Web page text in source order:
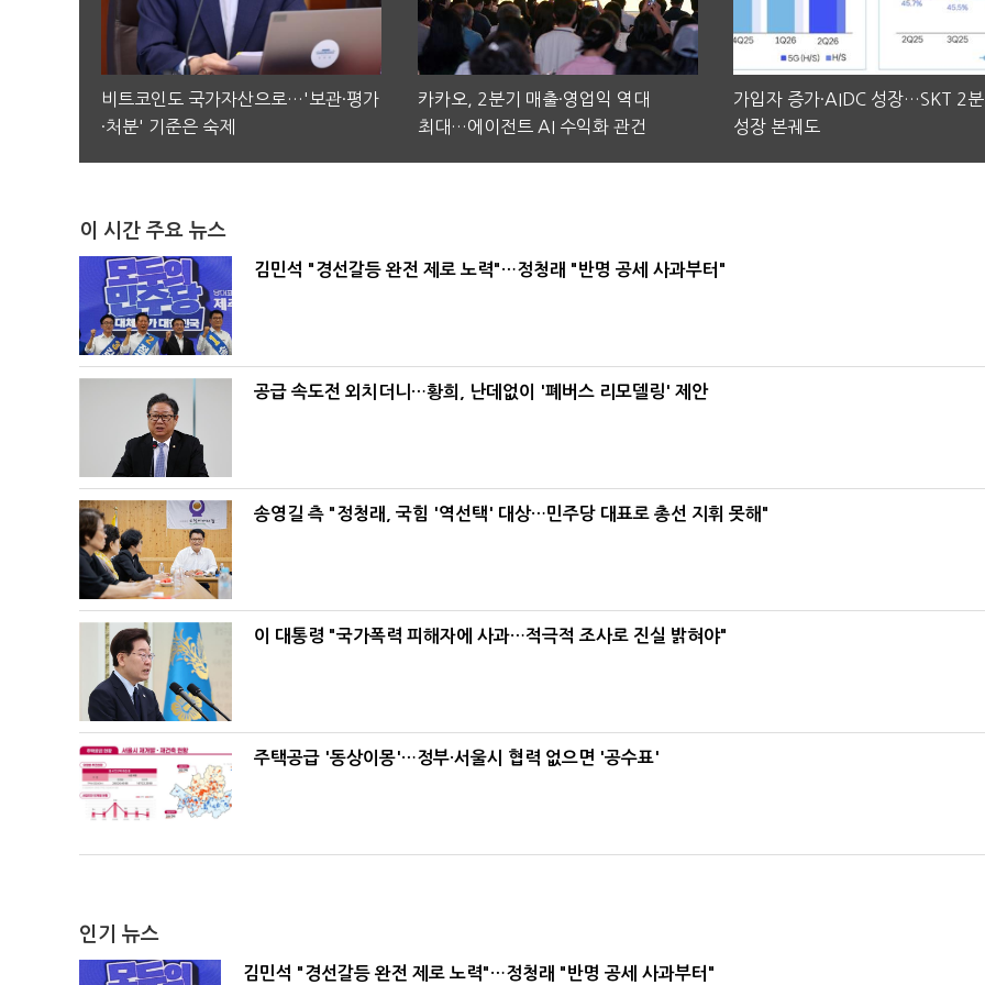
비트코인도 국가자산으로…'보관·평가
·처분' 기준은 숙제
카카오, 2분기 매출·영업익 역대
최대…에이전트 AI 수익화 관건
가입자 증가·AIDC 성장…SKT 2
성장 본궤도
이 시간 주요 뉴스
김민석 "경선갈등 완전 제로 노력"…정청래 "반명 공세 사과부터"
공급 속도전 외치더니…황희, 난데없이 '폐버스 리모델링' 제안
송영길 측 "정청래, 국힘 '역선택' 대상…민주당 대표로 총선 지휘 못해"
이 대통령 "국가폭력 피해자에 사과…적극적 조사로 진실 밝혀야"
주택공급 '동상이몽'…정부·서울시 협력 없으면 '공수표'
인기 뉴스
김민석 "경선갈등 완전 제로 노력"…정청래 "반명 공세 사과부터"